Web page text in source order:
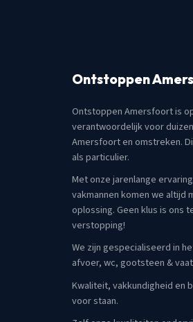
Ontstoppen
Ontstoppen Amersfoort is
verantwoordelijk voor
Amersfoort en omstreken.
als particulier.
Met onze jarenlange
vakmannen komen we altijd
oplossing. Geen klus is ons
verstopping!
We zijn gespecialiseerd in
afvoer, wc, gootsteen &
Kwaliteit, vakkundigheid en
voor staan.